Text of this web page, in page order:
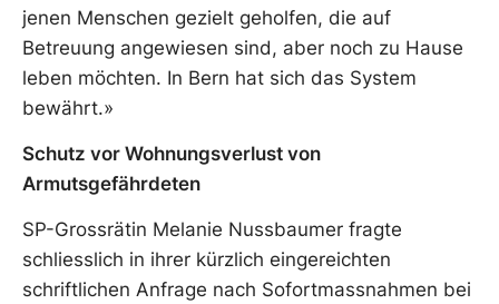
jenen Menschen gezielt geholfen, die auf
Betreuung angewiesen sind, aber noch zu Hause
leben möchten. In Bern hat sich das System
bewährt.»
Schutz vor Wohnungsverlust von
Armutsgefährdeten
SP-Grossrätin Melanie Nussbaumer fragte
schliesslich in ihrer kürzlich eingereichten
schriftlichen Anfrage nach Sofortmassnahmen bei